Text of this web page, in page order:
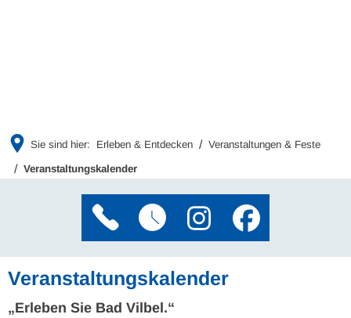
Sie sind hier: Erleben & Entdecken Veranstaltungen & Feste
Veranstaltungskalender
Veranstaltungskalender
„Erleben Sie Bad Vilbel.“